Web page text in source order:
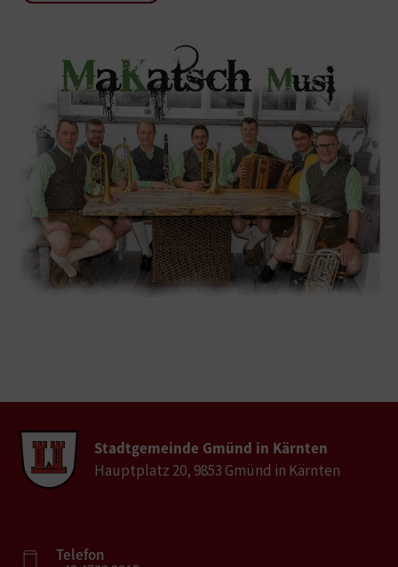
Stadtgemeinde Gmünd in Kärnten
Hauptplatz 20, 9853 Gmünd in Kärnten
Telefon